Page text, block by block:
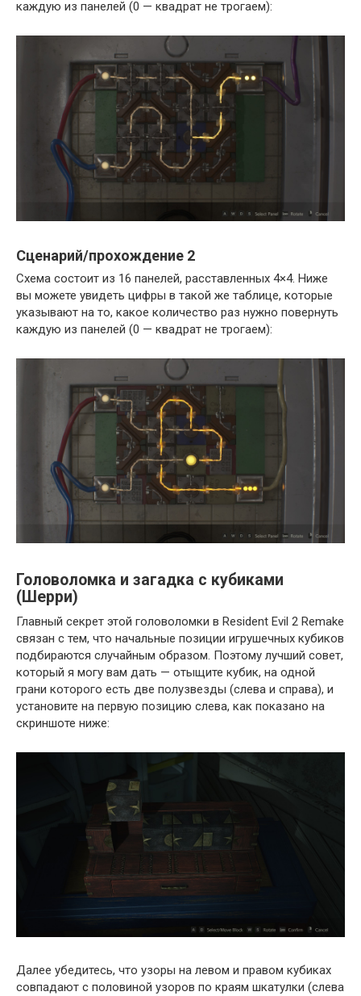
каждую из панелей (0 — квадрат не трогаем):
Сценарий/прохождение 2
Схема состоит из 16 панелей, расставленных 4×4. Ниже
вы можете увидеть цифры в такой же таблице, которые
указывают на то, какое количество раз нужно повернуть
каждую из панелей (0 — квадрат не трогаем):
Головоломка и загадка с кубиками
(Шерри)
Главный секрет этой головоломки в Resident Evil 2 Remake
связан с тем, что начальные позиции игрушечных кубиков
подбираются случайным образом. Поэтому лучший совет,
который я могу вам дать — отыщите кубик, на одной
грани которого есть две полузвезды (слева и справа), и
установите на первую позицию слева, как показано на
скриншоте ниже:
Далее убедитесь, что узоры на левом и правом кубиках
совпадают с половиной узоров по краям шкатулки (слева